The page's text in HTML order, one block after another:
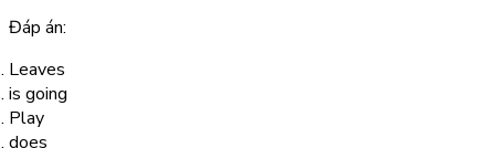
Đáp án:
Leaves
is going
Play
does